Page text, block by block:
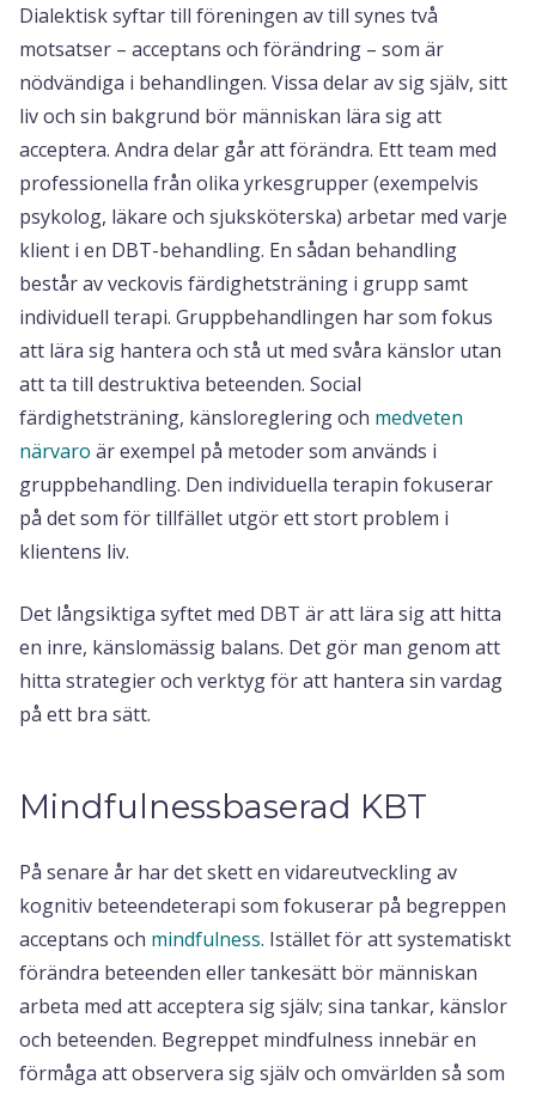
Dialektisk syftar till föreningen av till synes två
motsatser – acceptans och förändring – som är
nödvändiga i behandlingen. Vissa delar av sig själv, sitt
liv och sin bakgrund bör människan lära sig att
acceptera. Andra delar går att förändra. Ett team med
professionella från olika yrkesgrupper (exempelvis
psykolog, läkare och sjuksköterska) arbetar med varje
klient i en DBT-behandling. En sådan behandling
består av veckovis färdighetsträning i grupp samt
individuell terapi. Gruppbehandlingen har som fokus
att lära sig hantera och stå ut med svåra känslor utan
att ta till destruktiva beteenden. Social
färdighetsträning, känsloreglering och medveten
närvaro är exempel på metoder som används i
gruppbehandling. Den individuella terapin fokuserar
på det som för tillfället utgör ett stort problem i
klientens liv.
Det långsiktiga syftet med DBT är att lära sig att hitta
en inre, känslomässig balans. Det gör man genom att
hitta strategier och verktyg för att hantera sin vardag
på ett bra sätt.
Mindfulnessbaserad KBT
På senare år har det skett en vidareutveckling av
kognitiv beteendeterapi som fokuserar på begreppen
acceptans och mindfulness. Istället för att systematiskt
förändra beteenden eller tankesätt bör människan
arbeta med att acceptera sig själv; sina tankar, känslor
och beteenden. Begreppet mindfulness innebär en
förmåga att observera sig själv och omvärlden så som